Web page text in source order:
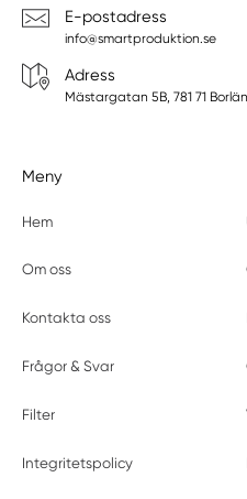
E-postadress
info@smartproduktion.se
Adress
Mästargatan 5B, 781 71
Meny
Hem
Om oss
Kontakta oss
Frågor & Svar
Filter
Integritetspolicy